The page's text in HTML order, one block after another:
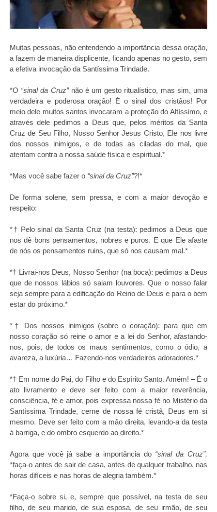
Muitas pessoas, não entendendo a importância dessa oração,
a fazem de maneira displicente, ficando apenas no gesto, sem
a efetiva invocação da Santíssima Trindade.
*O “sinal da Cruz”não é um gesto ritualístico, mas sim, uma
verdadeira e poderosa oração! É o sinal dos cristãos! Por
meio dele muitos santos invocaram a proteção do Altíssimo, e
através dele pedimos a Deus que, pelos méritos da Santa
Cruz de Seu Filho, Nosso Senhor Jesus Cristo, Ele nos livre
dos nossos inimigos, e de todas as ciladas do mal, que
atentam contra a nossa saúde física e espiritual.*
*Mas você sabe fazer o “sinal da Cruz”?!*
De forma solene, sem pressa, e com a maior devoção e
respeito:
*† Pelo sinal da Santa Cruz (na testa): pedimos a Deus que
nos dê bons pensamentos, nobres e puros. E que Ele afaste
de nós os pensamentos ruins, que só nos causam mal.*
*† Livrai-nos Deus, Nosso Senhor (na boca): pedimos a Deus
que de nossos lábios só saiam louvores. Que o nosso falar
seja sempre para a edificação do Reino de Deus e para o bem
estar do próximo.*
*† Dos nossos inimigos (sobre o coração): para que em
nosso coração só reine o amor e a lei do Senhor, afastando-
nos, pois, de todos os maus sentimentos, como o ódio, a
avareza, a luxúria… Fazendo-nos verdadeiros adoradores.*
*† Em nome do Pai, do Filho e do Espírito Santo. Amém! – É o
ato livramento e deve ser feito com a maior reverência,
consciência, fé e amor, pois expressa nossa fé no Mistério da
Santíssima Trindade, cerne de nossa fé cristã, Deus em si
mesmo. Deve ser feito com a mão direita, levando-a da testa
à barriga, e do ombro esquerdo ao direito.*
Agora que você já sabe a importância do “sinal da Cruz”,
*faça-o antes de sair de casa, antes de qualquer trabalho, nas
horas difíceis e nas horas de alegria também.*
*Faça-o sobre si, e, sempre que possível, na testa de seu
filho, de seu marido, de sua esposa, de seu irmão, de seu